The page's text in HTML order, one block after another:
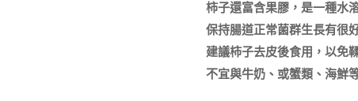
柿子還富含果膠，是一種水
保持腸道正常菌群生長有很
建議柿子去皮後食用，以免